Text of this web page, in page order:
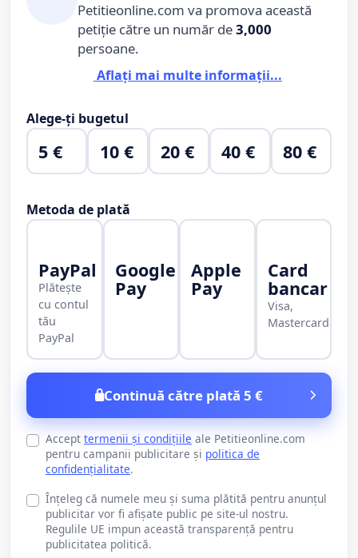
Petitieonline.com va promova această
petiție către un număr de3,000
persoane.
Aflați mai multe informații...
Alege-ți bugetul
5 € 10 € 20 € 40 € 80 €
Metoda de plată
PayPal
Plătește
cu contul
tău
PayPal
Google
Pay
Apple
Pay
Card
bancar
Visa,
Mastercard
Continuă către plată 5 €
Accept termenii și condițiile ale Petitieonline.com
pentru campanii publicitare și politica de
confidențialitate.
Înțeleg că numele meu și suma plătită pentru anunțul
publicitar vor fi afișate public pe site-ul nostru.
Regulile UE impun această transparență pentru
publicitatea politică.